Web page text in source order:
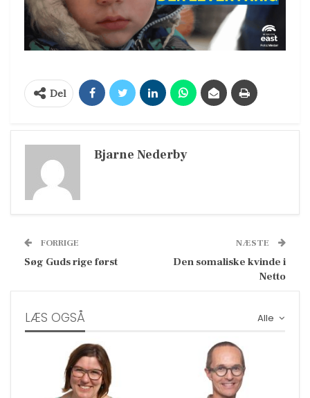
Del
Bjarne Nederby
FORRIGE
Søg Guds rige først
NÆSTE
Den somaliske kvinde i
Netto
Alle
LÆS OGSÅ